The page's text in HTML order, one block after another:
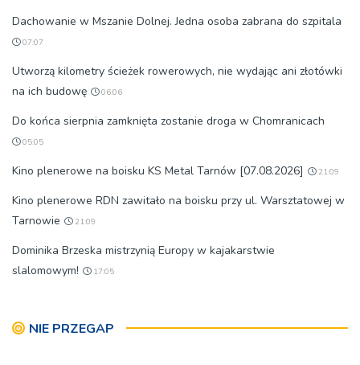
Dachowanie w Mszanie Dolnej. Jedna osoba zabrana do szpitala
07:07
Utworzą kilometry ścieżek rowerowych, nie wydając ani złotówki
na ich budowę
06:06
Do końca sierpnia zamknięta zostanie droga w Chomranicach
05:05
Kino plenerowe na boisku KS Metal Tarnów [07.08.2026] 21:09
Kino plenerowe RDN zawitało na boisku przy ul. Warsztatowej w
Tarnowie
21:09
Dominika Brzeska mistrzynią Europy w kajakarstwie
slalomowym!
17:05
NIE PRZEGAP